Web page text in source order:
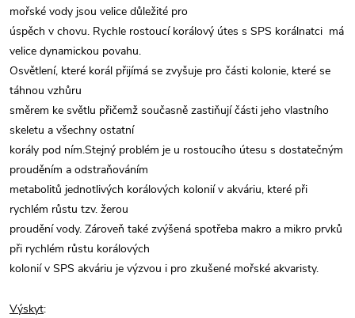
mořské vody jsou velice důležité pro
úspěch v chovu. Rychle rostoucí korálový útes s SPS korálnatci má
velice dynamickou povahu.
Osvětlení, které korál přijímá se zvyšuje pro části kolonie, které se
táhnou vzhůru
směrem ke světlu přičemž současně zastiňují části jeho vlastního
skeletu a všechny ostatní
korály pod ním.Stejný problém je u rostoucího útesu s dostatečným
prouděním a odstraňováním
metabolitů jednotlivých korálových kolonií v akváriu, které při
rychlém růstu tzv. žerou
proudění vody. Zároveň také zvýšená spotřeba makro a mikro prvků
při rychlém růstu korálových
kolonií v SPS akváriu je výzvou i pro zkušené mořské akvaristy.
Výskyt: